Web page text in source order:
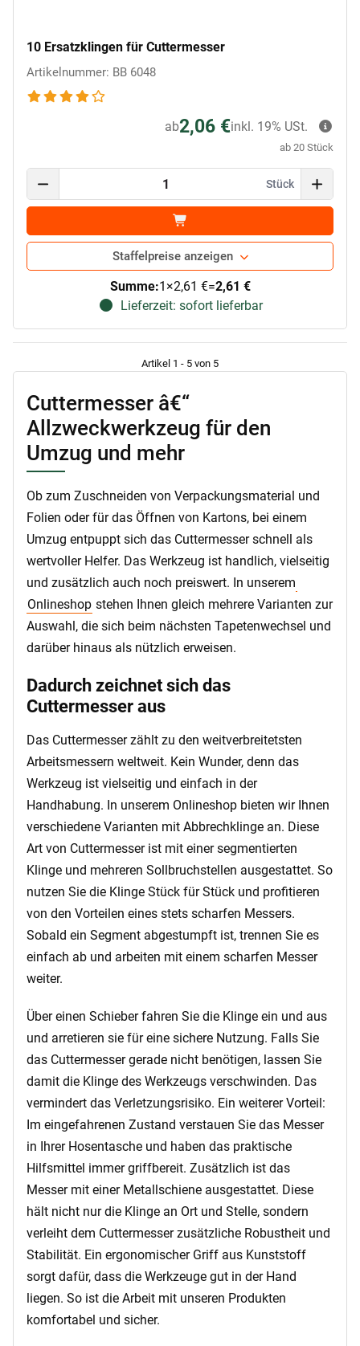
10 Ersatzklingen für Cuttermesser
Artikelnummer: BB 6048
ab2,06 €
ab 20 Stück
inkl. 19% USt.
Stück
Staffelpreise anzeigen
Summe:1 ×2,61 €=2,61 €
Lieferzeit: sofort lieferbar
Artikel 1 - 5 von 5
Cuttermesser â€“
Allzweckwerkzeug für den
Umzug und mehr
Ob zum Zuschneiden von Verpackungsmaterial und
Folien oder für das Öffnen von Kartons, bei einem
Umzug entpuppt sich das Cuttermesser schnell als
wertvoller Helfer. Das Werkzeug ist handlich, vielseitig
und zusätzlich auch noch preiswert. In unserem
Onlineshop stehen Ihnen gleich mehrere Varianten zur
Auswahl, die sich beim nächsten Tapetenwechsel und
darüber hinaus als nützlich erweisen.
Dadurch zeichnet sich das
Cuttermesser aus
Das Cuttermesser zählt zu den weitverbreitetsten
Arbeitsmessern weltweit. Kein Wunder, denn das
Werkzeug ist vielseitig und einfach in der
Handhabung. In unserem Onlineshop bieten wir Ihnen
verschiedene Varianten mit Abbrechklinge an. Diese
Art von Cuttermesser ist mit einer segmentierten
Klinge und mehreren Sollbruchstellen ausgestattet. So
nutzen Sie die Klinge Stück für Stück und profitieren
von den Vorteilen eines stets scharfen Messers.
Sobald ein Segment abgestumpft ist, trennen Sie es
einfach ab und arbeiten mit einem scharfen Messer
weiter.
Über einen Schieber fahren Sie die Klinge ein und aus
und arretieren sie für eine sichere Nutzung. Falls Sie
das Cuttermesser gerade nicht benötigen, lassen Sie
damit die Klinge des Werkzeugs verschwinden. Das
vermindert das Verletzungsrisiko. Ein weiterer Vorteil:
Im eingefahrenen Zustand verstauen Sie das Messer
in Ihrer Hosentasche und haben das praktische
Hilfsmittel immer griffbereit. Zusätzlich ist das
Messer mit einer Metallschiene ausgestattet. Diese
hält nicht nur die Klinge an Ort und Stelle, sondern
verleiht dem Cuttermesser zusätzliche Robustheit und
Stabilität. Ein ergonomischer Griff aus Kunststoff
sorgt dafür, dass die Werkzeuge gut in der Hand
liegen. So ist die Arbeit mit unseren Produkten
komfortabel und sicher.